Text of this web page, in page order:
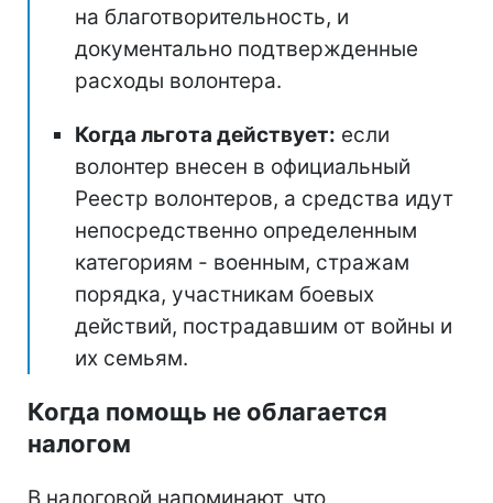
на благотворительность, и
документально подтвержденные
расходы волонтера.
Когда льгота действует: если
волонтер внесен в официальный
Реестр волонтеров, а средства идут
непосредственно определенным
категориям - военным, стражам
порядка, участникам боевых
действий, пострадавшим от войны и
их семьям.
Когда помощь не облагается
налогом